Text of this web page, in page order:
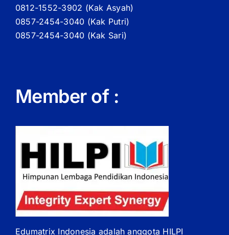
0812-1552-3902 (Kak Asyah)
0857-2454-3040 (Kak Putri)
0857-2454-3040 (Kak Sari)
Member of :
Edumatrix Indonesia adalah anggota HILPI